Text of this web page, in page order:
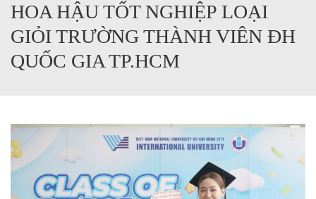
HOA HẬU TỐT NGHIỆP LOẠI
GIỎI TRƯỜNG THÀNH VIÊN ĐH
QUỐC GIA TP.HCM